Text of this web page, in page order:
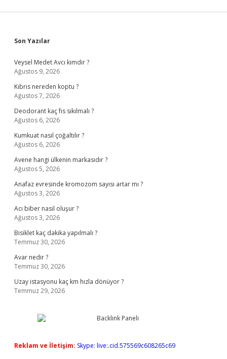
Sidebar
Son Yazılar
Veysel Medet Avcı kimdir ?
Ağustos 9, 2026
Kıbrıs nereden koptu ?
Ağustos 7, 2026
Deodorant kaç fıs sıkılmalı ?
Ağustos 6, 2026
Kumkuat nasıl çoğaltılır ?
Ağustos 6, 2026
Avene hangi ülkenin markasıdır ?
Ağustos 5, 2026
Anafaz evresinde kromozom sayısı artar mı ?
Ağustos 3, 2026
Acı biber nasıl oluşur ?
Ağustos 3, 2026
Bisiklet kaç dakika yapılmalı ?
Temmuz 30, 2026
Avar nedir ?
Temmuz 30, 2026
Uzay istasyonu kaç km hızla dönüyor ?
Temmuz 29, 2026
Reklam ve İletişim: Skype: live:.cid.575569c608265c69